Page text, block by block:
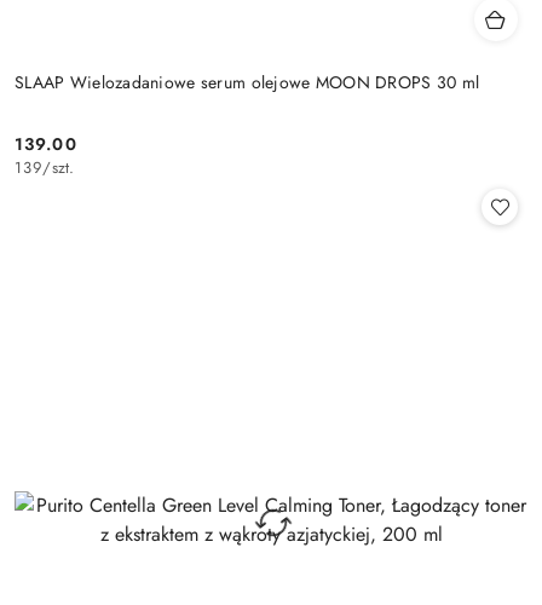
SLAAP Wielozadaniowe serum olejowe MOON DROPS 30 ml
Cena:
139.00
139/szt.